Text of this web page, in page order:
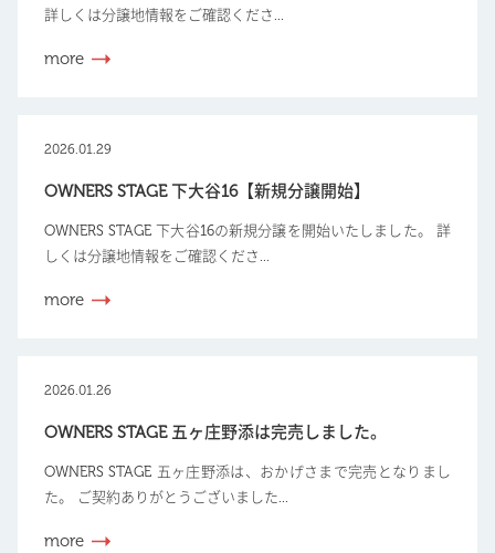
詳しくは分譲地情報をご確認くださ...
more
2026.01.29
OWNERS STAGE 下大谷16【新規分譲開始】
OWNERS STAGE 下大谷16の新規分譲を開始いたしました。 詳
しくは分譲地情報をご確認くださ...
more
2026.01.26
OWNERS STAGE 五ヶ庄野添は完売しました。
OWNERS STAGE 五ヶ庄野添は、おかげさまで完売となりまし
た。 ご契約ありがとうございました...
more